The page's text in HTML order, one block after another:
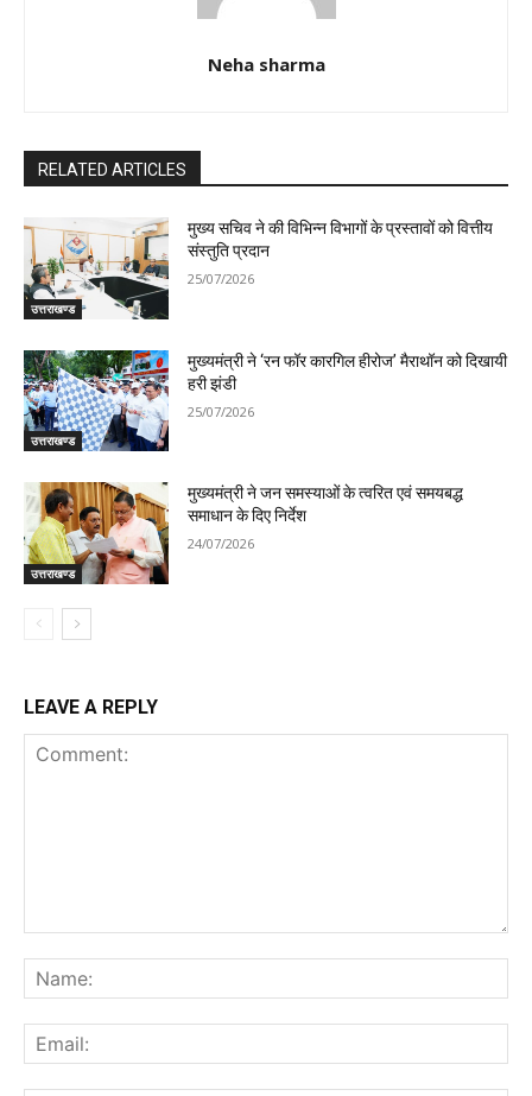
Neha sharma
RELATED ARTICLES
उत्तराखण्ड
मुख्य सचिव ने की विभिन्न विभागों के प्रस्तावों को वित्तीय
संस्तुति प्रदान
25/07/2026
उत्तराखण्ड
मुख्यमंत्री ने ‘रन फॉर कारगिल हीरोज’ मैराथॉन को दिखायी
हरी झंडी
25/07/2026
उत्तराखण्ड
मुख्यमंत्री ने जन समस्याओं के त्वरित एवं समयबद्ध
समाधान के दिए निर्देश
24/07/2026
LEAVE A REPLY